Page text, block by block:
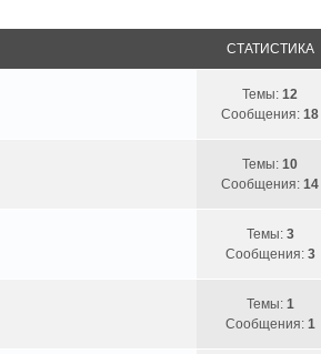
СТАТИСТИКА
Темы: 12
Сообщения: 18
Темы: 10
Сообщения: 14
Темы: 3
Сообщения: 3
Темы: 1
Сообщения: 1